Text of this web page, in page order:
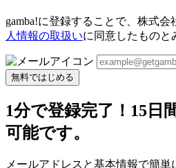
gamba!に登録することで、株式会
人情報の取扱いに同意したものと
無料ではじめる
1分で登録完了！15日
可能です。
メールアドレスと基本情報で簡単